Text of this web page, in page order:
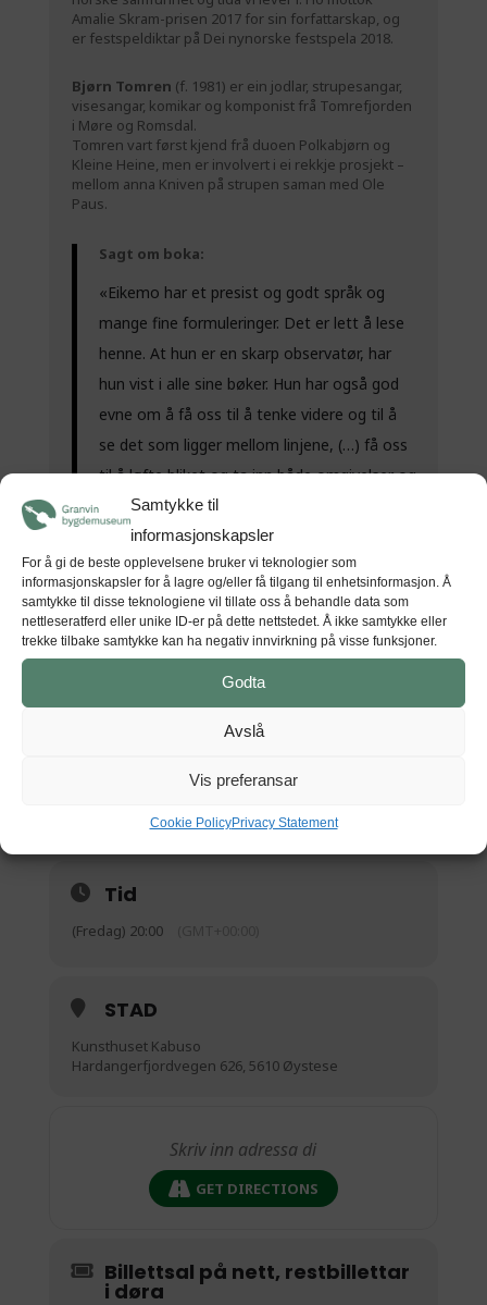
Samtykke til
informasjonskapsler
For å gi de beste opplevelsene bruker vi teknologier som
informasjonskapsler for å lagre og/eller få tilgang til enhetsinformasjon. Å
samtykke til disse teknologiene vil tillate oss å behandle data som
nettleseratferd eller unike ID-er på dette nettstedet. Å ikke samtykke eller
trekke tilbake samtykke kan ha negativ innvirkning på visse funksjoner.
Godta
Avslå
Vis preferansar
Cookie PolicyPrivacy Statement
Amalie Skram-prisen 2017 for sin forfattarskap, og
er festspeldiktar på Dei nynorske festspela 2018.
Bjørn Tomren (f. 1981) er ein jodlar, strupesangar,
visesangar, komikar og komponist frå Tomrefjorden
i Møre og Romsdal.
Tomren vart først kjend frå duoen Polkabjørn og
Kleine Heine, men er involvert i ei rekkje prosjekt –
mellom anna Kniven på strupen saman med Ole
Paus.
Sagt om boka:
«Eikemo har et presist og godt språk og
mange fine formuleringer. Det er lett å lese
henne. At hun er en skarp observatør, har
hun vist i alle sine bøker. Hun har også god
evne om å få oss til å tenke videre og til å
se det som ligger mellom linjene, (…) få oss
til å løfte bliket og ta inn både omgivelser og
samtiden»
Mette Bleken, Hardanger Folkeblad
«Alt før ho vart lansert, var fyrsteopplaget
av Marit Eikemo si novellesamling Hardanger
utselt»
Nils Kvamsdal, Avisa Hordaland
Huus bokhandel vil vera til stades for sal av boka
Tid
(Fredag) 20:00
STAD
Kunsthuset Kabuso
Hardangerfjordvegen 626, 5610 Øystese
GET DIRECTIONS
Billettsal på nett, restbillettar
i døra